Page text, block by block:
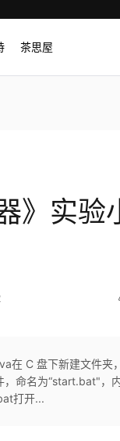
茶思屋
》实验
在 C 盘下新建文件夹
，命名为“start.bat"，
打开...